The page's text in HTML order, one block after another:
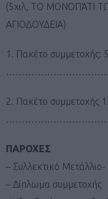
(5χιλ, ΤΟ ΜΟΝΟΠΆΤΙ
ΑΓΙΟΔΟΥΔΕΙΑ)
1. Πακέτο συμμετοχής:
2. Πακέτο συμμετοχής
ΠΑΡΟΧΕΣ
– Συλλεκτικό
– Δίπλωμα συμμετοχής